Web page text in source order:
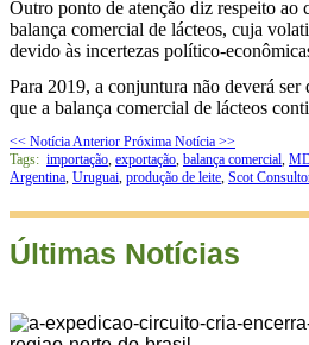
Outro ponto de atenção diz respeito ao
balança comercial de lácteos, cuja
devido às incertezas político-
Para 2019, a conjuntura não deverá ser
que a balança comercial de lácteos
<< Notícia Anterior Próxima Notícia >>
Tags: importação, exportação, balança comercial,
Argentina, Uruguai, produção de leite, Scot
Últimas Notícias